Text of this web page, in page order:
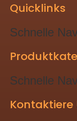
Quicklinks
Schnelle
Schnelle
Kontaktiere